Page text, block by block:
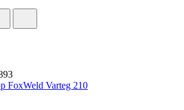
FoxWeld Varteg 210